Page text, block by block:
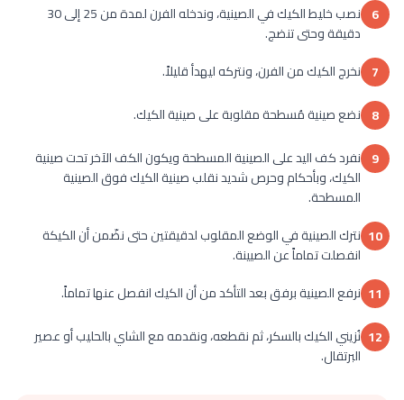
6
نصب خليط الكيك في الصينية، وندخله الفرن لمدة من 25 إلى 30
دقيقة وحتى تنضج.
7 نخرج الكيك من الفرن، ونتركه ليهدأ قليلاً.
8 نضع صينية مُسطحة مقلوبة على صينية الكيك.
9 نفرد كف اليد على الصينية المسطحة ويكون الكف الآخر تحت صينية
الكيك، وبأحكام وحرص شديد نقلب صينية الكيك فوق الصينية
المسطحة.
10 نترك الصينية في الوضع المقلوب لدقيقتين حتى نضّمن أن الكيكة
انفصلت تماماً عن الصيينة.
11 نرفع الصينية برفق بعد التأكد من أن الكيك انفصل عنها تماماً.
12 نُزيني الكيك بالسكر، ثم نقطعه، ونقدمه مع الشاي بالحليب أو عصير
البرتقال.